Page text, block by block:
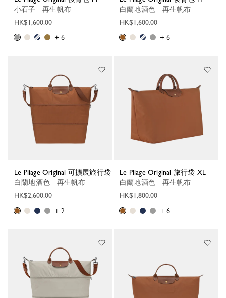
小石子 - 再生帆布
HK$1,600.00
+ 6
白蘭地酒色 - 再生帆布
HK$1,600.00
+ 6
Le Pliage Original 可擴展旅行袋
白蘭地酒色 - 再生帆布
HK$2,600.00
+ 2
Le Pliage Original 旅行袋 XL
白蘭地酒色 - 再生帆布
HK$1,800.00
+ 6